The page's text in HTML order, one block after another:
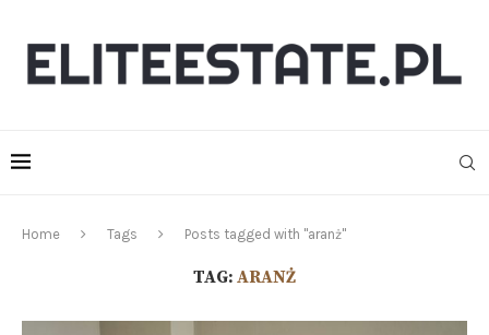
Home Tags Posts tagged with "aranż"
TAG: ARANŻ